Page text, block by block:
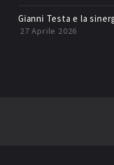
Gianni Testa e la
27 Aprile 2026